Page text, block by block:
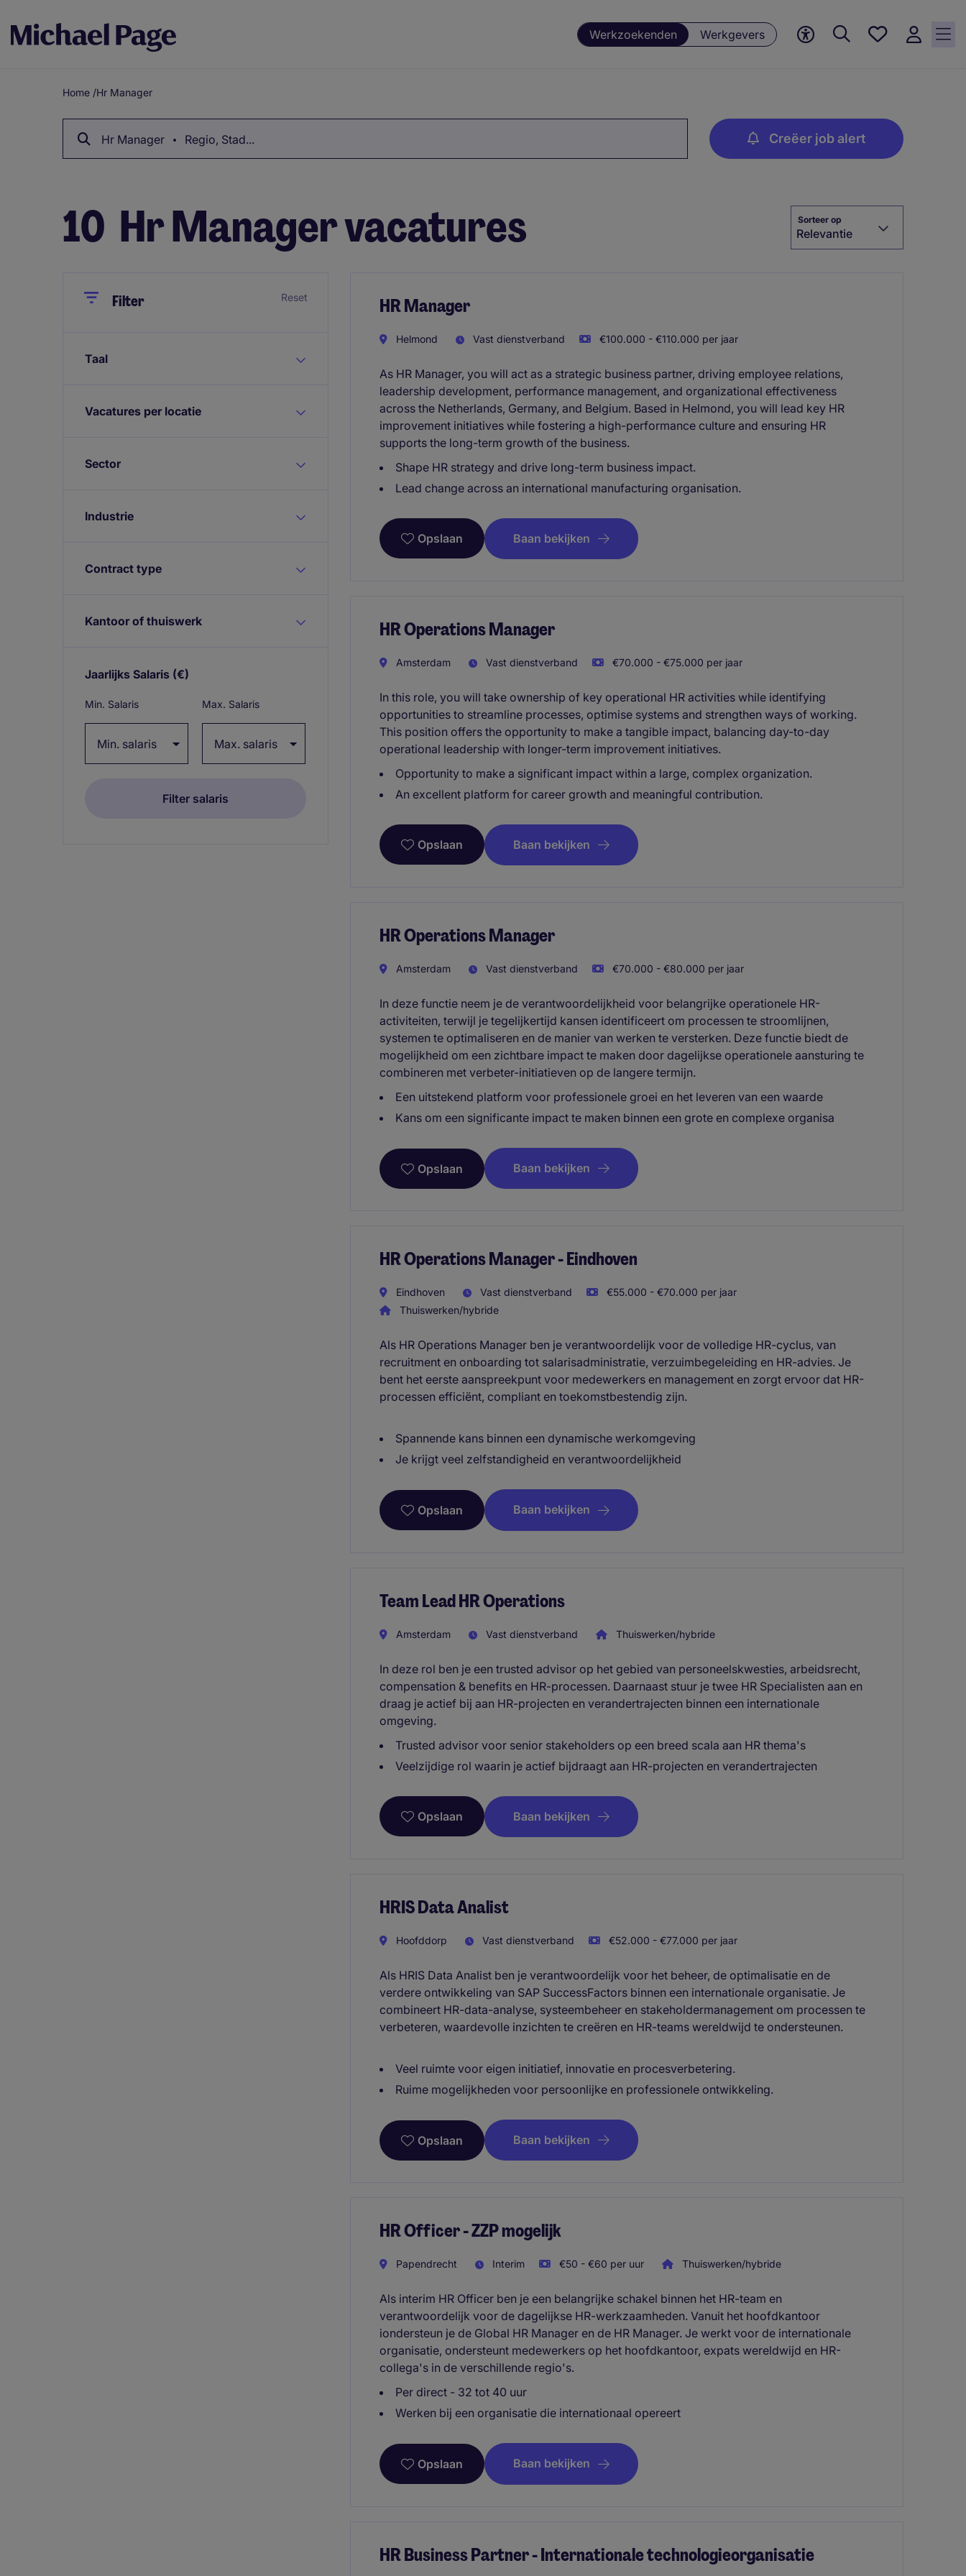
Werkzoekenden Werkgevers
Favorieten,
Breadcrumb
Home /Hr Manager
Hr Manager Regio, Stad... Creëer job alert
10 Hr Manager vacatures Sorteer op
Relevantie
CloseFilter Reset
Taal
Vacatures per locatie
Sector
Industrie
Contract type
Kantoor of thuiswerk
Jaarlijks Salaris (€)
Min. Salaris Max. Salaris
HR Manager
Helmond Vast dienstverband €100.000 - €110.000 per jaar
As HR Manager, you will act as a strategic business partner, driving employee relations,
leadership development, performance management, and organizational effectiveness
across the Netherlands, Germany, and Belgium. Based in Helmond, you will lead key HR
improvement initiatives while fostering a high-performance culture and ensuring HR
supports the long-term growth of the business.
Shape HR strategy and drive long-term business impact.
Lead change across an international manufacturing organisation.
Opslaan Baan bekijken
HR Operations Manager
Amsterdam Vast dienstverband €70.000 - €75.000 per jaar
In this role, you will take ownership of key operational HR activities while identifying
opportunities to streamline processes, optimise systems and strengthen ways of working.
This position offers the opportunity to make a tangible impact, balancing day-to-day
operational leadership with longer-term improvement initiatives.
Opportunity to make a significant impact within a large, complex organization.
An excellent platform for career growth and meaningful contribution.
Opslaan Baan bekijken
HR Operations Manager
Amsterdam Vast dienstverband €70.000 - €80.000 per jaar
In deze functie neem je de verantwoordelijkheid voor belangrijke operationele HR-
activiteiten, terwijl je tegelijkertijd kansen identificeert om processen te stroomlijnen,
systemen te optimaliseren en de manier van werken te versterken. Deze functie biedt de
mogelijkheid om een zichtbare impact te maken door dagelijkse operationele aansturing te
combineren met verbeter-initiatieven op de langere termijn.
Een uitstekend platform voor professionele groei en het leveren van een waarde
Kans om een significante impact te maken binnen een grote en complexe organisa
Opslaan Baan bekijken
HR Operations Manager - Eindhoven
Eindhoven Vast dienstverband
€55.000 - €70.000 per jaar
Thuiswerken/hybride
Als HR Operations Manager ben je verantwoordelijk voor de volledige HR-cyclus, van
recruitment en onboarding tot salarisadministratie, verzuimbegeleiding en HR-advies. Je
bent het eerste aanspreekpunt voor medewerkers en management en zorgt ervoor dat HR-
processen efficiënt, compliant en toekomstbestendig zijn.
Spannende kans binnen een dynamische werkomgeving
Je krijgt veel zelfstandigheid en verantwoordelijkheid
Opslaan Baan bekijken
Team Lead HR Operations
Amsterdam Vast dienstverband Thuiswerken/hybride
In deze rol ben je een trusted advisor op het gebied van personeelskwesties, arbeidsrecht,
compensation & benefits en HR-processen. Daarnaast stuur je twee HR Specialisten aan en
draag je actief bij aan HR-projecten en verandertrajecten binnen een internationale
omgeving.
Trusted advisor voor senior stakeholders op een breed scala aan HR thema's
Veelzijdige rol waarin je actief bijdraagt aan HR-projecten en verandertrajecten
Opslaan Baan bekijken
HRIS Data Analist
Hoofddorp Vast dienstverband €52.000 - €77.000 per jaar
Als HRIS Data Analist ben je verantwoordelijk voor het beheer, de optimalisatie en de
verdere ontwikkeling van SAP SuccessFactors binnen een internationale organisatie. Je
combineert HR-data-analyse, systeembeheer en stakeholdermanagement om processen te
verbeteren, waardevolle inzichten te creëren en HR-teams wereldwijd te ondersteunen.
Veel ruimte voor eigen initiatief, innovatie en procesverbetering.
Ruime mogelijkheden voor persoonlijke en professionele ontwikkeling.
Opslaan Baan bekijken
HR Officer - ZZP mogelijk
Papendrecht Interim €50 - €60 per uur Thuiswerken/hybride
Als interim HR Officer ben je een belangrijke schakel binnen het HR-team en
verantwoordelijk voor de dagelijkse HR-werkzaamheden. Vanuit het hoofdkantoor
iondersteun je de Global HR Manager en de HR Manager. Je werkt voor de internationale
organisatie, ondersteunt medewerkers op het hoofdkantoor, expats wereldwijd en HR-
collega's in de verschillende regio's.
Per direct - 32 tot 40 uur
Werken bij een organisatie die internationaal opereert
Opslaan Baan bekijken
HR Business Partner - Internationale technologieorganisatie